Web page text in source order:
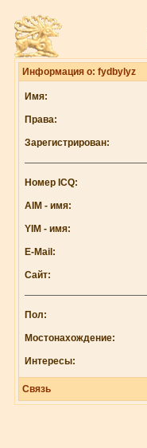
Информация о: fydbylyz
Имя:
Права:
Зарегистрирован:
Номер ICQ:
AIM - имя:
YIM - имя:
E-Mail:
Сайт:
Пол:
Мостонахождение:
Интересы:
Связь